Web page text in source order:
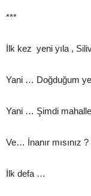
***
İlk kez yeni yıla ,
Yani … Doğduğum
Yani … Şimdi
Ve… İnanır mısınız ?
İlk defa …